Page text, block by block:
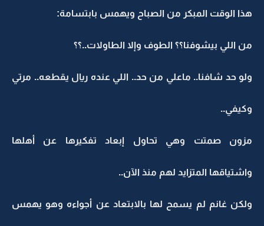
هذا الوقت المبكر من الصباح ويهمس بابتسامة:
من اللي بيشوفنا؟؟ الطوف وإلا الطاولات..؟؟
ولو حد شافنا.. ماعلي من حد.. اللي عنده ريال يقطعه.. مرتي
وكيفي..
مزون صمتت وهي تحاول إبعاد تفكيرها عن أهلها
واشتياقها المتزايد لهم منذ الآن..
ولكن غانم لم يسمح لها بالابتعاد عن أجواءه وهو يهمس